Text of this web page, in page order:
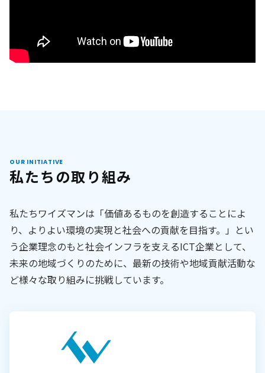
OUR INITIATIVE
私たちの取り組み
私たちワイズマンは「価値あるものを創造することによ
り、よりよい環境の実現と社会への貢献を目指す。」とい
う企業理念のもと社会インフラを支えるICT企業として、
未来の地域づくりのために、最新の技術や地域貢献活動な
ど様々な取り組みに挑戦しています。